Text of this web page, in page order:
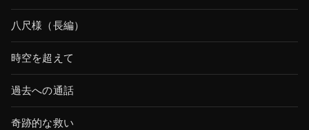
八尺様（長編）
時空を超えて
過去への通話
奇跡的な救い